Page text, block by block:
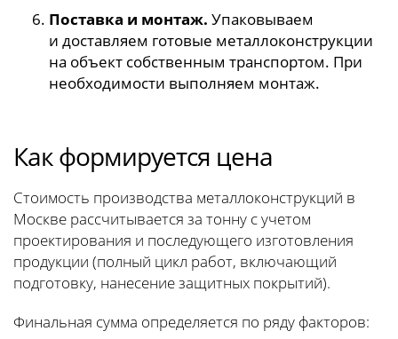
Поставка и монтаж. Упаковываем
и доставляем готовые металлоконструкции
на объект собственным транспортом. При
необходимости выполняем монтаж.
Как формируется цена
Стоимость производства металлоконструкций в
Москве рассчитывается за тонну с учетом
проектирования и последующего изготовления
продукции (полный цикл работ, включающий
подготовку, нанесение защитных покрытий).
Финальная сумма определяется по ряду факторов: